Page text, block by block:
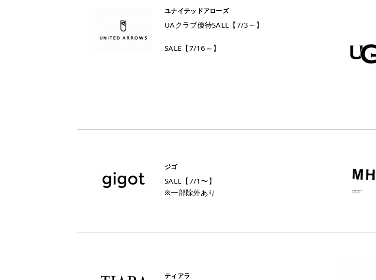
ユナイテッドアローズ
UAクラブ優待SALE【7/3～】
SALE【7/16～】
ジゴ
SALE【7/1〜】
※一部除外あり
ティアラ